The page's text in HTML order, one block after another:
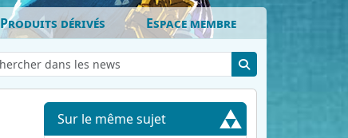
Produits dérivés Espace membre
Sur le même sujet